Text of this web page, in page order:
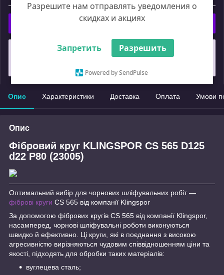
Разрешите нам отправлять уведомления о
скидках и акциях
Запретить Разрешить
Powered by SendPulse
або
Купити з
Що таке купити з Пром?
Опис Характеристики Доставка Оплата Умови
Опис
Фібровий круг KLINGSPOR CS 565 D125
d22 P80 (23005)
Оптимальний вибір для чорнових шліфувальних робіт —
фіброві круги CS 565 від компанії Klingspor
За допомогою фібрових кругів CS 565 від компанії Klingspor,
насамперед, чорнові шліфувальні роботи виконуються
швидко й ефективно. Ці круги, які в поєднання з високою
агресивністю вирізняються чудовим співвідношенням ціни та
якості, підходять для обробки таких матеріалів:
вуглецева сталь;